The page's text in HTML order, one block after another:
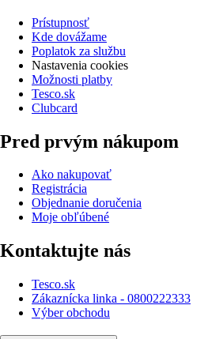
Prístupnosť
Kde dovážame
Poplatok za službu
Nastavenia cookies
Možnosti platby
Tesco.sk
Clubcard
Pred prvým nákupom
Ako nakupovať
Registrácia
Objednanie doručenia
Moje obľúbené
Kontaktujte nás
Tesco.sk
Zákaznícka linka - 0800222333
Výber obchodu